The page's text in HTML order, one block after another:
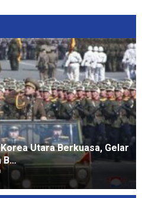
Utara Berkuasa, Gelar
B…